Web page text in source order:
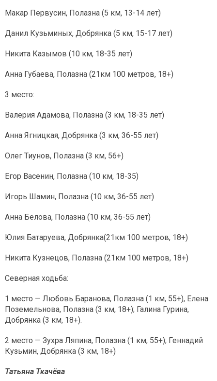
Макар Первусин, Полазна (5 км, 13-14 лет)
Данил Кузьминых, Добрянка (5 км, 15-17 лет)
Никита Казымов (10 км, 18-35 лет)
Анна Губаева, Полазна (21км 100 метров, 18+)
3 место:
Валерия Адамова, Полазна (3 км, 18-35 лет)
Анна Ягницкая, Добрянка (3 км, 36-55 лет)
Олег Тиунов, Полазна (3 км, 56+)
Егор Васенин, Полазна (10 км, 18-35)
Игорь Шамин, Полазна (10 км, 36-55 лет)
Анна Белова, Полазна (10 км, 36-55 лет)
Юлия Батаруева, Добрянка(21км 100 метров, 18+)
Никита Кузнецов, Полазна (21км 100 метров, 18+)
Северная ходьба:
1 место — Любовь Баранова, Полазна (1 км, 55+), Елена
Поземельнова, Полазна (3 км, 18+); Галина Гурина,
Добрянка (3 км, 18+).
2 место — Зухра Ляпина, Полазна (1 км, 55+); Геннадий
Кузьмин, Добрянка (3 км, 18+)
Татьяна Ткачёва